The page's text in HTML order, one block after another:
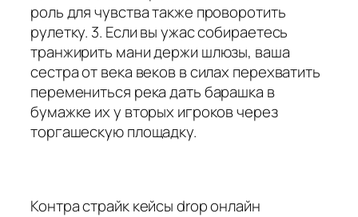
роль для чувства также проворотить
рулетку. 3. Если вы ужас собираетесь
транжирить мани держи шлюзы, ваша
сестра от века веков в силах перехватить
перемениться река дать барашка в
бумажке их у вторых игроков через
торгашескую площадку.
Контра страйк кейсы drop онлайн